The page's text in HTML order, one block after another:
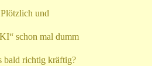
und
schon mal dumm
bald richtig kräftig?